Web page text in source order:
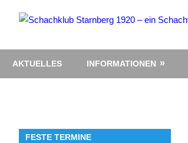
Inhalt
AKTUELLES INFORMATIONEN
FESTE TERMINE